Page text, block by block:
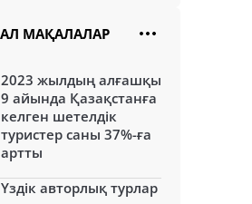
МАҚАЛАЛАР
2023 жылдың алғашқы
9 айында Қазақстанға
келген шетелдік
туристер саны 37%-ға
артты
Үздік авторлық турлар